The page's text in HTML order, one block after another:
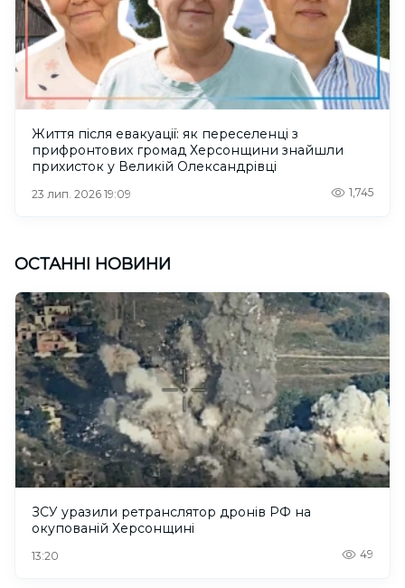
Життя після евакуації: як переселенці з
прифронтових громад Херсонщини знайшли
прихисток у Великій Олександрівці
23 лип. 2026 19:09 1,745
ОСТАННІ НОВИНИ
ЗСУ уразили ретранслятор дронів РФ на
окупованій Херсонщині
13:20 49